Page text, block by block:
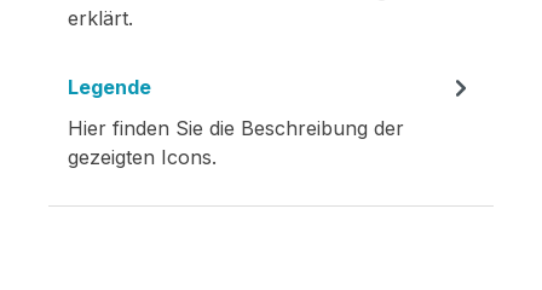
erklärt.
Legende
Hier finden Sie die Beschreibung der
gezeigten Icons.